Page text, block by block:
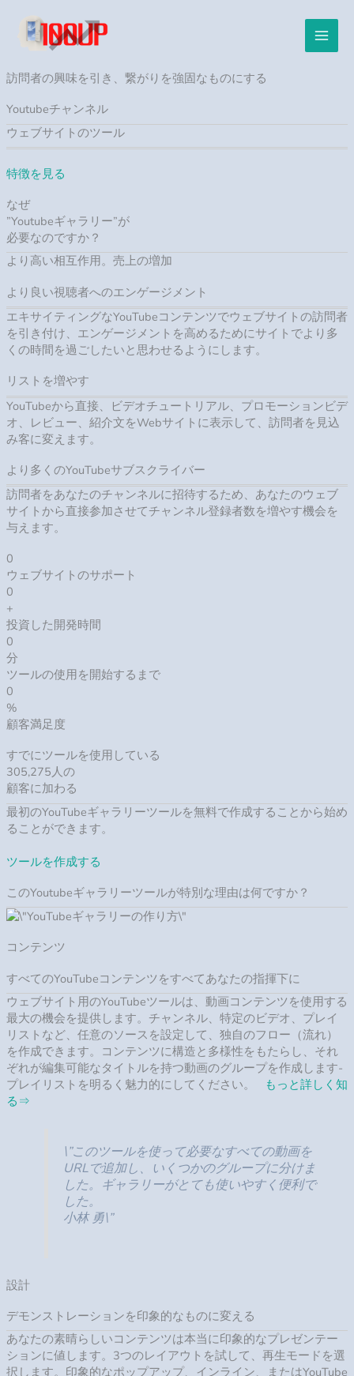
キ
プ
訪問者の興味を引き、繋がりを強固なものにする
Youtubeチャンネル
ウェブサイトのツール
特徴を見る
なぜ
”Youtubeギャラリー”が
必要なのですか？
より高い相互作用。売上の増加
より良い視聴者へのエンゲージメント
エキサイティングなYouTubeコンテンツでウェブサイトの訪問者
を引き付け、エンゲージメントを高めるためにサイトでより多
くの時間を過ごしたいと思わせるようにします。
リストを増やす
YouTubeから直接、ビデオチュートリアル、プロモーションビデ
オ、レビュー、紹介文をWebサイトに表示して、訪問者を見込
み客に変えます。
より多くのYouTubeサブスクライバー
訪問者をあなたのチャンネルに招待するため、あなたのウェブ
サイトから直接参加させてチャンネル登録者数を増やす機会を
与えます。
0
ウェブサイトのサポート
0
+
投資した開発時間
0
分
ツールの使用を開始するまで
0
%
顧客満足度
すでにツールを使用している
305,275人の
顧客に加わる
最初のYouTubeギャラリーツールを無料で作成することから始め
ることができます。
ツールを作成する
このYoutubeギャラリーツールが特別な理由は何ですか？
コンテンツ
すべてのYouTubeコンテンツをすべてあなたの指揮下に
ウェブサイト用のYouTubeツールは、動画コンテンツを使用する
最大の機会を提供します。チャンネル、特定のビデオ、プレイ
リストなど、任意のソースを設定して、独自のフロー（流れ）
を作成できます。コンテンツに構造と多様性をもたらし、それ
ぞれが編集可能なタイトルを持つ動画のグループを作成します-
プレイリストを明るく魅力的にしてください。
もっと詳しく知
る ⇒
\”このツールを使って必要なすべての動画を
URLで追加し、いくつかのグループに分けま
した。ギャラリーがとても使いやすく便利で
した。
小林 勇\”
設計
デモンストレーションを印象的なものに変える
あなたの素晴らしいコンテンツは本当に印象的なプレゼンテー
ションに値します。3つのレイアウトを試して、再生モードを選
択します。印象的なポップアップ、インライン、またはYouTube